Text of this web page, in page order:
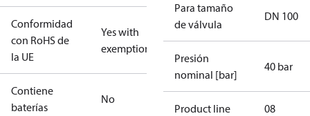
Conformidad
con RoHS de
la UE
Yes with
exemptions
Contiene
baterías
No
Para tamaño
de válvula
DN 100
Presión
nominal [bar]
40 bar
Product line 08